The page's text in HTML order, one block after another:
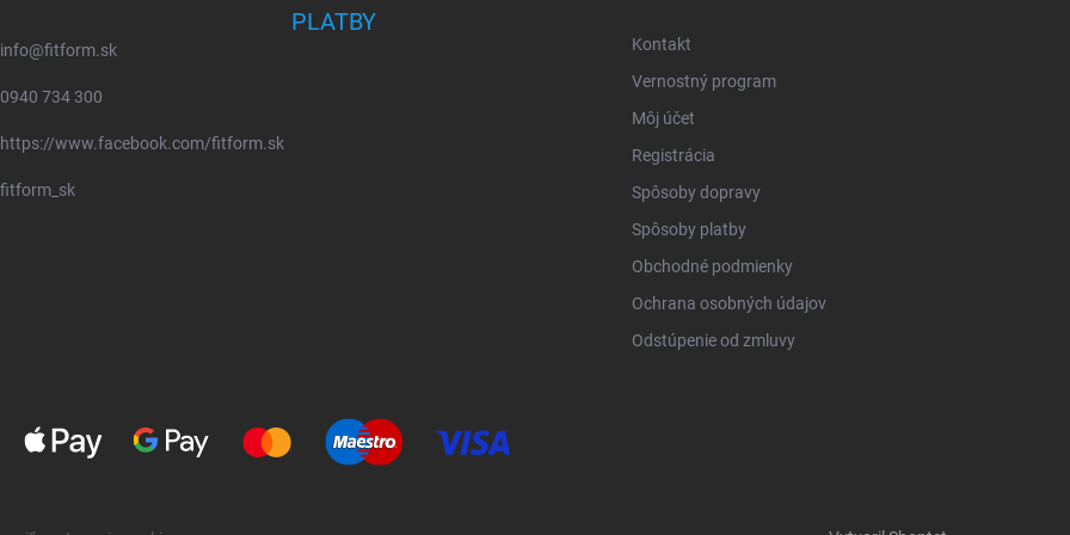
info@fitform.sk
0940 734 300
https://www.facebook.com/fitform.sk
fitform_sk
PLATBY
Kontakt
Vernostný program
Môj účet
Registrácia
Spôsoby dopravy
Spôsoby platby
Obchodné podmienky
Ochrana osobných údajov
Odstúpenie od zmluvy